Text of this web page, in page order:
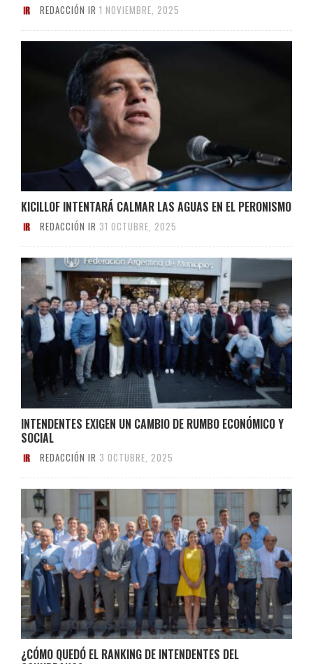
REDACCIÓN IR 1 NOVIEMBRE, 2025
KICILLOF INTENTARÁ CALMAR LAS AGUAS EN EL PERONISMO
REDACCIÓN IR 31 OCTUBRE, 2025
INTENDENTES EXIGEN UN CAMBIO DE RUMBO ECONÓMICO Y
SOCIAL
REDACCIÓN IR 3 OCTUBRE, 2025
¿CÓMO QUEDÓ EL RANKING DE INTENDENTES DEL